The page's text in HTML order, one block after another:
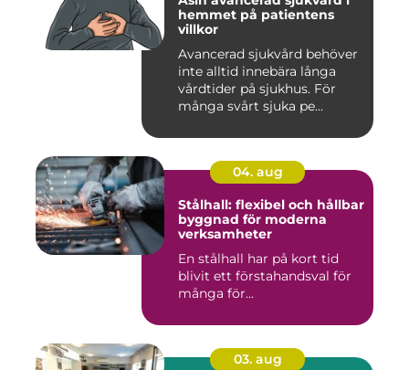
hemmet på patientens
villkor
Avancerad sjukvård behöver
inte alltid innebära långa
vårdtider på sjukhus. För
många svårt sjuka pe...
04. aug
Stålhall: flexibel och hållbar
byggnad för moderna
verksamheter
En stålhall har på kort tid
blivit ett förstahandsval för
många för...
03. aug